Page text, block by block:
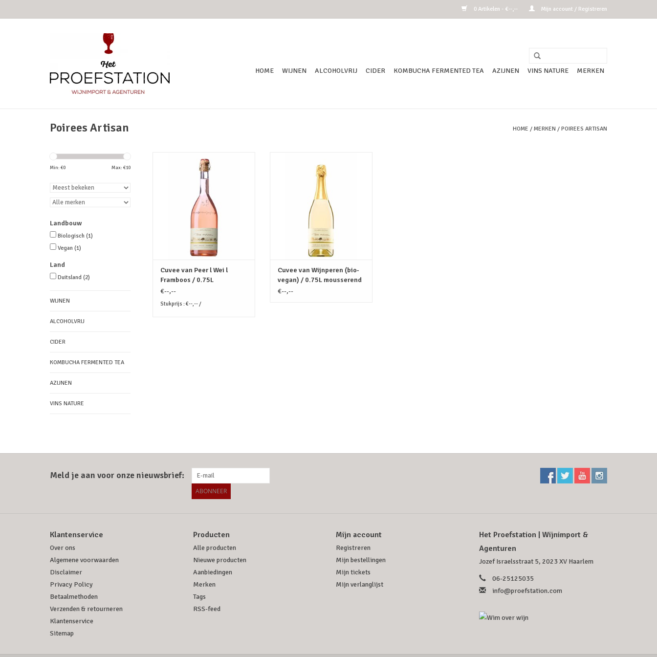
0 Artikelen - €--,-- Mijn account / Registreren
HOME WIJNEN ALCOHOLVRIJ CIDER KOMBUCHA FERMENTED TEA AZIJNEN VINS NATURE MERKEN
Poirees Artisan HOME / MERKEN / POIREES ARTISAN
Min: €0 Max: €10
Landbouw
Biologisch (1)
Vegan (1)
Land
Duitsland (2)
WIJNEN
ALCOHOLVRIJ
CIDER
KOMBUCHA FERMENTED TEA
AZIJNEN
VINS NATURE
Laagalcoholische frisfruitige cider
met maar 2% alcohol. Heerlijk als
begeleider van frisse jonge
geitenkaas, mooie combinatie met
desserts met zure room en rood
bessenfruit.
Cuvee van Peer l Wei l
Framboos / 0.75L
mousserend
€--,--
Stukprijs : €--,-- /
perencider met maar 2% alcohol.
Heerlijk als begeleider van desserts,
prachtige combinatie met pittige
blauwschimmelkazen. Biologisch en
vegan.
TOEVOEGEN AAN WINKELWAGEN
Cuvee van Wijnperen (bio-
vegan) / 0.75L mousserend
€--,--
Meld je aan voor onze nieuwsbrief:
ABONNEER
Klantenservice
Over ons
Algemene voorwaarden
Disclaimer
Privacy Policy
Betaalmethoden
Verzenden & retourneren
Klantenservice
Sitemap
Producten
Alle producten
Nieuwe producten
Aanbiedingen
Merken
Tags
RSS-feed
Mijn account
Registreren
Mijn bestellingen
Mijn tickets
Mijn verlanglijst
Het Proefstation | Wijnimport &
Agenturen
Jozef Israelsstraat 5, 2023 XV Haarlem
06-25125035
info@proefstation.com